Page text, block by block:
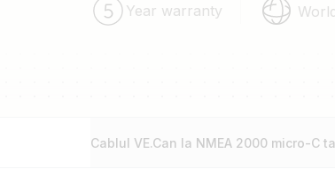
Year warranty
Cablul VE.Can la NMEA 2000 micro-C